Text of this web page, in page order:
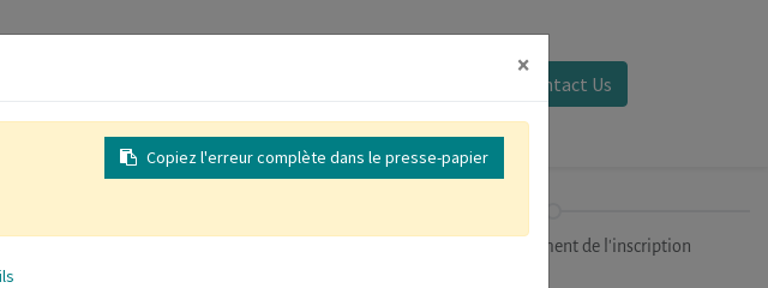
Contact Us
Finalisation/Paiement de l'inscription
×
Copiez l'erreur complète dans le presse-papier